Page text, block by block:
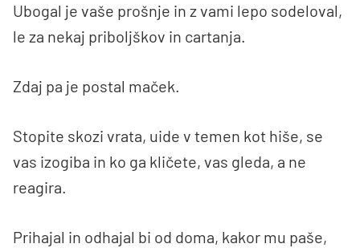
Ubogal je vaše prošnje in z vami lepo sodeloval,
le za nekaj priboljškov in cartanja.
Zdaj pa je postal maček.
Stopite skozi vrata, uide v temen kot hiše, se
vas izogiba in ko ga kličete, vas gleda, a ne
reagira.
Prihajal in odhajal bi od doma, kakor mu paše,